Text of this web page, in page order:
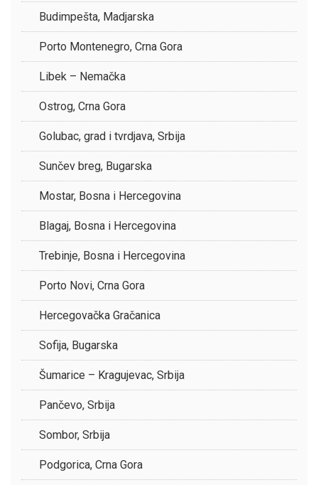
Budimpešta, Madjarska
Porto Montenegro, Crna Gora
Libek – Nemačka
Ostrog, Crna Gora
Golubac, grad i tvrdjava, Srbija
Sunčev breg, Bugarska
Mostar, Bosna i Hercegovina
Blagaj, Bosna i Hercegovina
Trebinje, Bosna i Hercegovina
Porto Novi, Crna Gora
Hercegovačka Gračanica
Sofija, Bugarska
Šumarice – Kragujevac, Srbija
Pančevo, Srbija
Sombor, Srbija
Podgorica, Crna Gora